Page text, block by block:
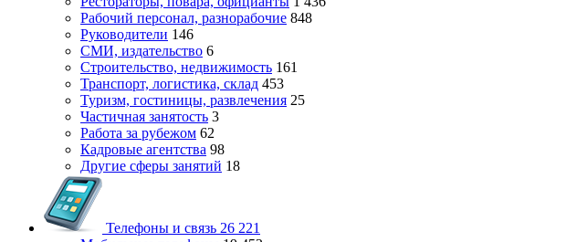
Рабочий персонал, разнорабочие 848
Руководители 146
СМИ, издательство 6
Строительство, недвижимость 161
Транспорт, логистика, склад 453
Туризм, гостиницы, развлечения 25
Частичная занятость 3
Работа за рубежом 62
Кадровые агентства 98
Другие сферы занятий 18
Телефоны и связь 26 221